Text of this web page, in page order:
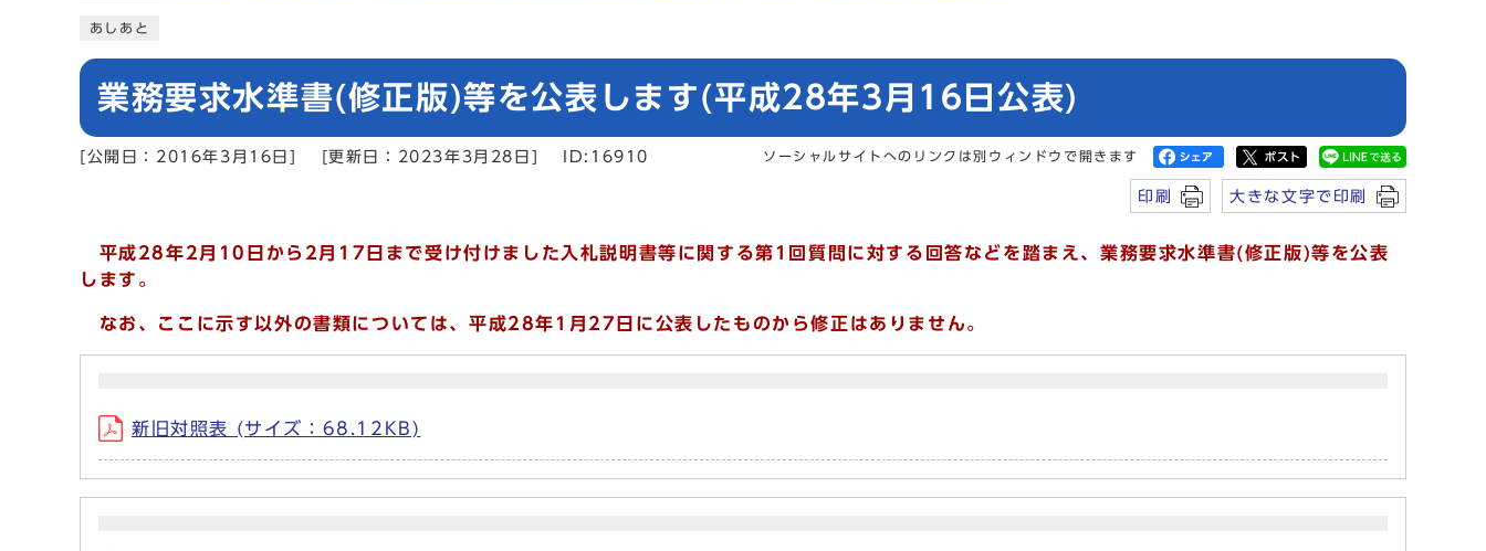
あしあと
業務要求水準書(修正版)等を公表します(平成28年3月16日公表)
[公開日：2016年3月16日] [更新日：2023年3月28日] ID:16910 ソーシャルサイトへのリンクは別ウィンドウで開きます
印刷 大きな文字で印刷
平成28年2月10日から2月17日まで受け付けました入札説明書等に関する第1回質問に対する回答などを踏まえ、業務要求水準書(修正版)等を公表
します。
なお、ここに示す以外の書類については、平成28年1月27日に公表したものから修正はありません。
新旧対照表 (サイズ：68.12KB)